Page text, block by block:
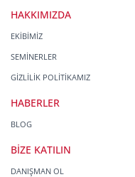
HAKKIMIZDA
EKİBİMİZ
SEMİNERLER
GİZLİLİK POLİTİKAMIZ
HABERLER
BLOG
BİZE KATILIN
DANIŞMAN OL